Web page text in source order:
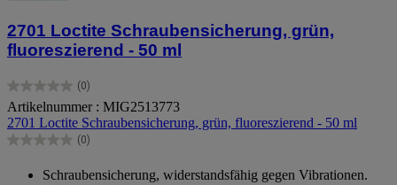
2701 Loctite Schraubensicherung, grün,
fluoreszierend - 50 ml
(0)
0.0
von
5
Sternen.
Artikelnummer : MIG2513773
2701 Loctite Schraubensicherung, grün, fluoreszierend - 50 ml
(0)
0.0
Schraubensicherung, widerstandsfähig gegen Vibrationen.